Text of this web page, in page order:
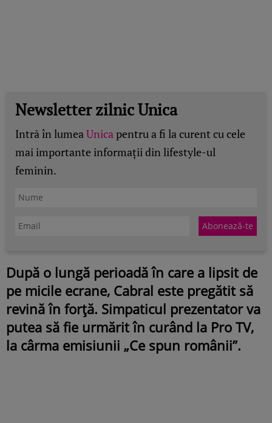
Newsletter zilnic Unica
Intră în lumeaUnicapentru a fi la curent cu cele
mai importante informații din lifestyle-ul
feminin.
După o lungă perioadă în care a lipsit de
pe micile ecrane, Cabral este pregătit să
revină în forță. Simpaticul prezentator va
putea să fie urmărit în curând la Pro TV,
la cârma emisiunii „Ce spun românii”.